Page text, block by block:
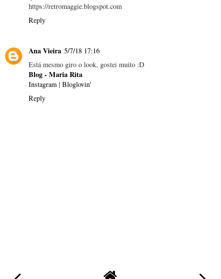
https://retromaggie.blogspot.com
Reply
Ana Vieira 5/7/18 17:16
Está mesmo giro o look, gostei muito :D
Blog - Maria Rita
Instagram | Bloglovin'
Reply